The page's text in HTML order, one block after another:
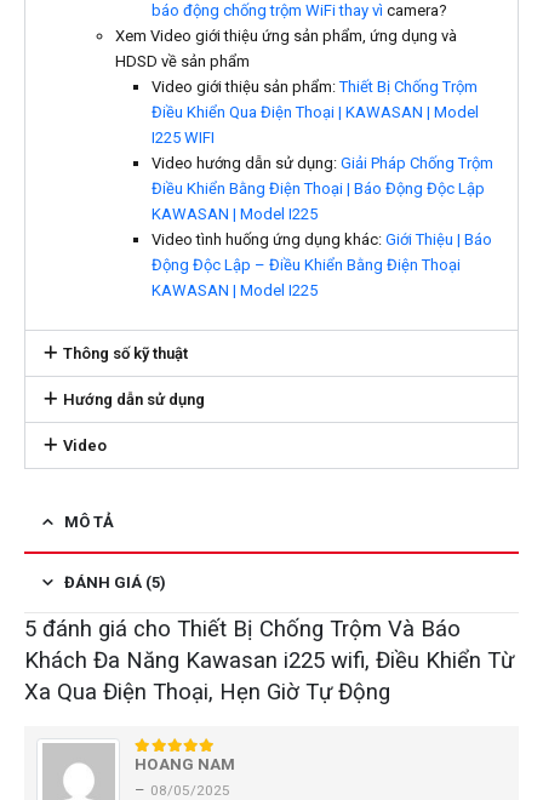
báo động chống trộm WiFi thay vìcamera?
Xem Video giới thiệu ứng sản phẩm, ứng dụng và
HDSD về sản phẩm
Video giới thiệu sản phẩm:Thiết Bị Chống Trộm
Điều Khiển Qua Điện Thoại | KAWASAN | Model
I225 WIFI
Video hướng dẫn sử dụng:Giải Pháp Chống Trộm
Điều Khiển Bằng Điện Thoại | Báo Động Độc Lập
KAWASAN | Model I225
Video tình huống ứng dụng khác:Giới Thiệu | Báo
Động Độc Lập – Điều Khiển Bằng Điện Thoại
KAWASAN | Model I225
Thông số kỹ thuật
Hướng dẫn sử dụng
Video
MÔ TẢ
ĐÁNH GIÁ (5)
5 đánh giá cho Thiết Bị Chống Trộm Và Báo
Khách Đa Năng Kawasan i225 wifi, Điều Khiển Từ
Xa Qua Điện Thoại, Hẹn Giờ Tự Động
5 trên 5
HOANG NAM
– 08/05/2025